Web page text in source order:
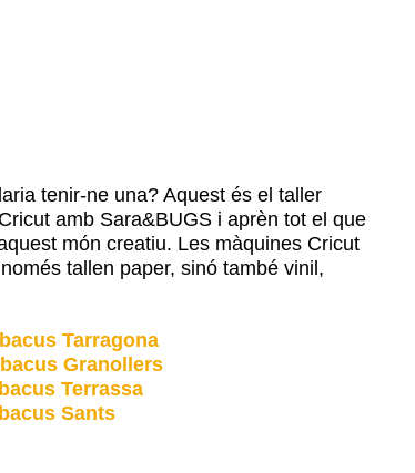
tenir-ne una? Aquest és el taller
amb Sara&BUGS i aprèn tot el que
món creatiu. Les màquines Cricut
tallen paper, sinó també vinil,
Tarragona
Granollers
Terrassa
Sants